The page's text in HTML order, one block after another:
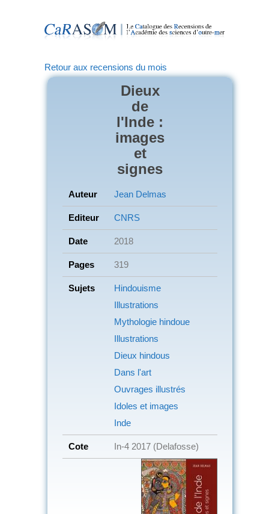
Retour aux recensions du mois
Dieux
de
l'Inde :
images
et
signes
Auteur Jean Delmas
Editeur CNRS
Date 2018
Pages 319
Sujets
Hindouisme
Illustrations
Mythologie hindoue
Illustrations
Dieux hindous
Dans l'art
Ouvrages illustrés
Idoles et images
Inde
Cote In-4 2017 (Delafosse)